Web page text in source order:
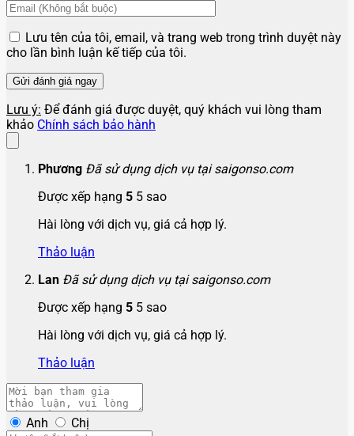
Lưu tên của tôi, email, và trang web trong trình duyệt này
cho lần bình luận kế tiếp của tôi.
Lưu ý: Để đánh giá được duyệt, quý khách vui lòng tham
khảo Chính sách bảo hành
Phương Đã sử dụng dịch vụ tại saigonso.com
Được xếp hạng 5 5 sao
Hài lòng với dịch vụ, giá cả hợp lý.
Thảo luận
Lan Đã sử dụng dịch vụ tại saigonso.com
Được xếp hạng 5 5 sao
Hài lòng với dịch vụ, giá cả hợp lý.
Thảo luận
Anh Chị